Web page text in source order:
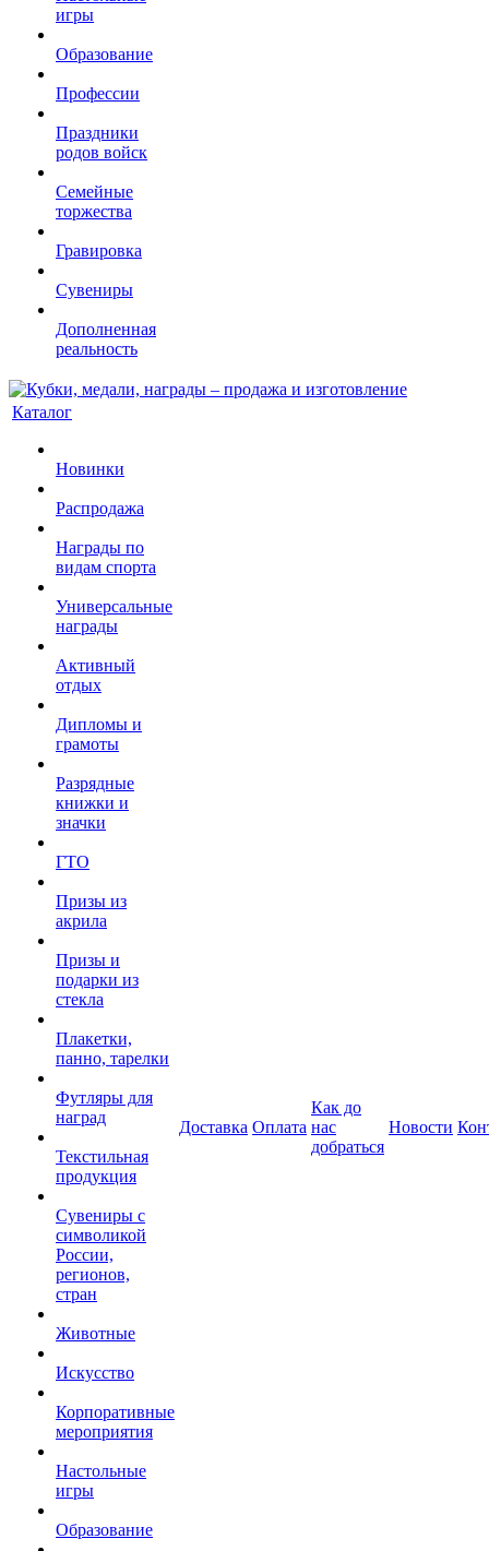
игры
Образование
Профессии
Праздники
родов войск
Семейные
торжества
Гравировка
Сувениры
Дополненная
реальность
Каталог
Новинки
Распродажа
Награды по
видам спорта
Универсальные
награды
Активный
отдых
Дипломы и
грамоты
Разрядные
книжки и
значки
ГТО
Призы из
акрила
Призы и
подарки из
стекла
Плакетки,
панно, тарелки
Футляры для
наград
Текстильная
продукция
Сувениры с
символикой
России,
регионов,
стран
Животные
Искусство
Корпоративные
мероприятия
Настольные
игры
Образование
Доставка Оплата
Как до
нас
добраться
Новости